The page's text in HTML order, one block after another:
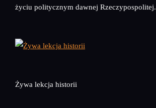
życiu politycznym dawnej Rzeczypospolitej.
Żywa lekcja historii